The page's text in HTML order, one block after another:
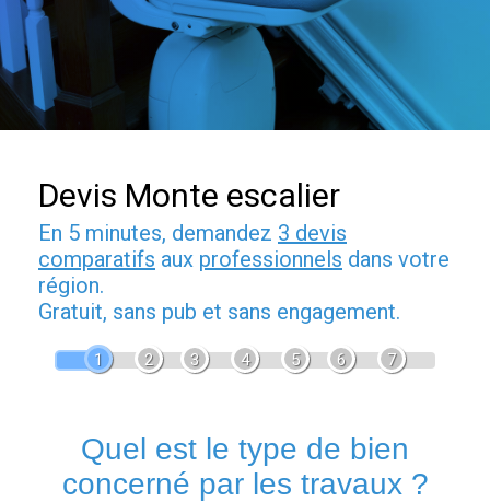
Devis Monte escalier
En 5 minutes, demandez 3 devis
comparatifs aux professionnels dans votre
région.
Gratuit, sans pub et sans engagement.
1 2 3 4 5 6 7
Quel est le type de bien
concerné par les travaux ?